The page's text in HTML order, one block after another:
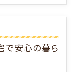
で安心の暮ら